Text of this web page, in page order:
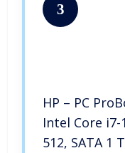
3
HP – PC
Intel Core i7-
512, SATA 1